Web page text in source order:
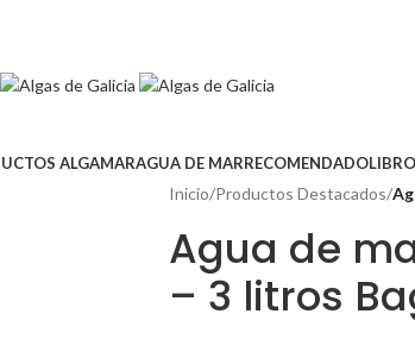
ALGAMARAGUA DE MARRECOMENDADO
Inicio/Productos Destacados/
Agua de
– 3 litros